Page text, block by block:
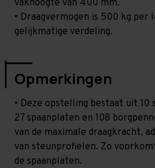
vakhoogte van 400 mm.
• Draagvermogen is 500 kg per
gelijkmatige verdeling.
Opmerkingen
• Deze opstelling bestaat uit 10
27 spaanplaten en 108
van de maximale draagkracht,
van steunprofielen. Zo
de spaanplaten.